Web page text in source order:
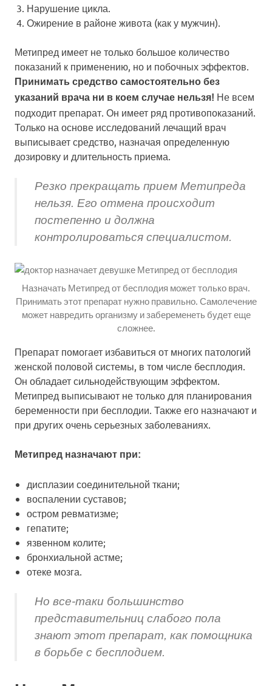
Нарушение цикла.
Ожирение в районе живота (как у мужчин).
Метипред имеет не только большое количество
показаний к применению, но и побочных эффектов.
Принимать средство самостоятельно без
указаний врача ни в коем случае нельзя! Не всем
подходит препарат. Он имеет ряд противопоказаний.
Только на основе исследований лечащий врач
выписывает средство, назначая определенную
дозировку и длительность приема.
Резко прекращать прием Метипреда
нельзя. Его отмена происходит
постепенно и должна
контролироваться специалистом.
Назначать Метипред от бесплодия может только врач.
Принимать этот препарат нужно правильно. Самолечение
может навредить организму и забеременеть будет еще
сложнее.
Препарат помогает избавиться от многих патологий
женской половой системы, в том числе бесплодия.
Он обладает сильнодействующим эффектом.
Метипред выписывают не только для планирования
беременности при бесплодии. Также его назначают и
при других очень серьезных заболеваниях.
Метипред назначают при:
дисплазии соединительной ткани;
воспалении суставов;
остром ревматизме;
гепатите;
язвенном колите;
бронхиальной астме;
отеке мозга.
Но все-таки большинство
представительниц слабого пола
знают этот препарат, как помощника
в борьбе с бесплодием.